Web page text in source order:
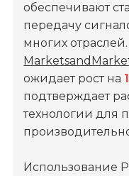
обеспечивают
передачу
многих
ожидает рост на
подтверждает
технологии для
Использование